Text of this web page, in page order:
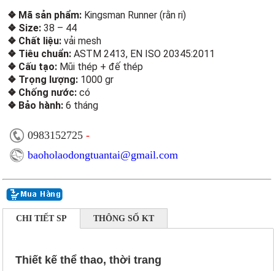
❖ Mã sản phẩm: Kingsman Runner (rằn ri)
❖ Size: 38 – 44
❖ Chất liệu: vải mesh
❖ Tiêu chuẩn: ASTM 2413, EN ISO 20345:2011
❖ Cấu tạo: Mũi thép + đế thép
❖ Trọng lượng: 1000 gr
❖ Chống nước: có
❖ Bảo hành: 6 tháng
0983152725 -
baoholaodongtuantai@gmail.com
CHI TIẾT SP THÔNG SỐ KT
Thiết kế thể thao, thời trang